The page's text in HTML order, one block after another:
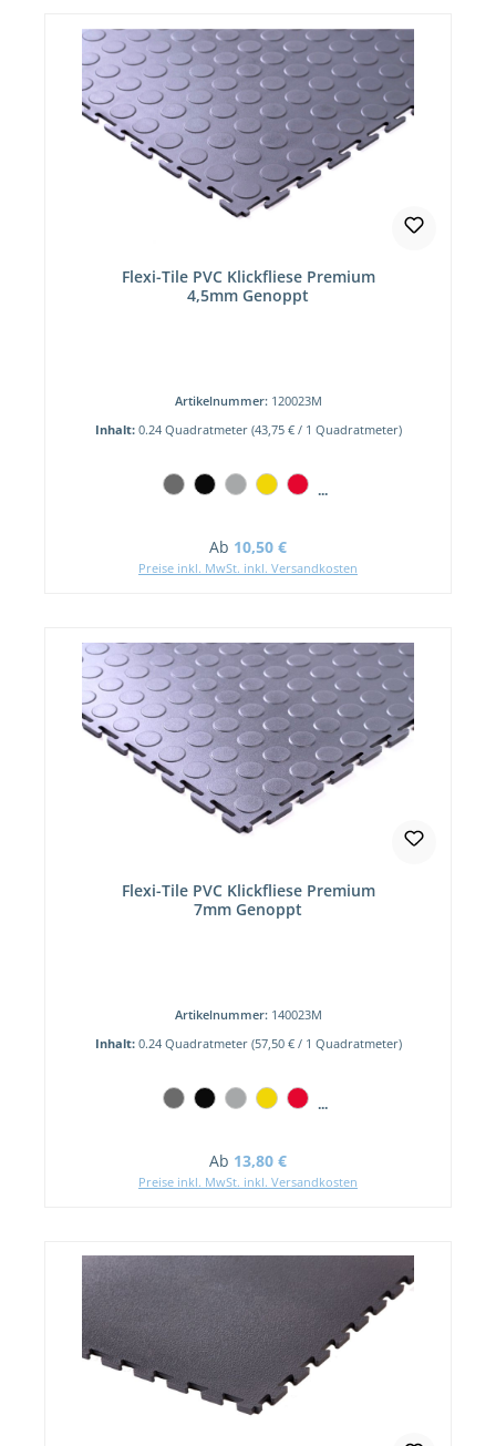
Flexi-Tile PVC Klickfliese Premium
4,5mm Genoppt
Artikelnummer: 120023M
Inhalt: 0.24 Quadratmeter (43,75 € / 1 Quadratmeter)
...
Regulärer Preis:
Ab 10,50 €
Preise inkl. MwSt. inkl. Versandkosten
Flexi-Tile PVC Klickfliese Premium
7mm Genoppt
Artikelnummer: 140023M
Inhalt: 0.24 Quadratmeter (57,50 € / 1 Quadratmeter)
...
Regulärer Preis:
Ab 13,80 €
Preise inkl. MwSt. inkl. Versandkosten